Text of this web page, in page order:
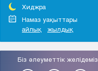
Туркестан
Уральск
Усть-Каменогорск
Шымкент
Хиджра
Намаз уақыттары
айлық
жылдық
Біз әлеуметтік желідеміз